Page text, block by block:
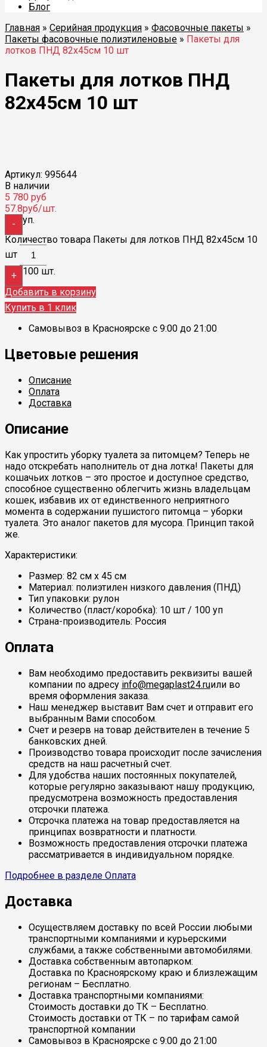
Блог
Главная » Серийная продукция » Фасовочные пакеты »
Пакеты фасовочные полиэтиленовые » Пакеты для
лотков ПНД 82х45см 10 шт
Пакеты для лотков ПНД
82х45см 10 шт
Артикул: 995644
В наличии
5 780 руб
57.8руб/шт.
-
Количество товара Пакеты для лотков ПНД 82х45см 10
шт
+
уп.
100 шт.
Добавить в корзину
Купить в 1 клик
Самовывоз в Красноярске с 9:00 до 21:00
Цветовые решения
Описание
Оплата
Доставка
Описание
Как упростить уборку туалета за питомцем? Теперь не
надо отскребать наполнитель от дна лотка! Пакеты для
кошачьих лотков – это простое и доступное средство,
способное существенно облегчить жизнь владельцам
кошек, избавив их от единственного неприятного
момента в содержании пушистого питомца – уборки
туалета. Это аналог пакетов для мусора. Принцип такой
же.
Характеристики:
Размер: 82 см х 45 см
Материал: полиэтилен низкого давления (ПНД)
Тип упаковки: рулон
Количество (пласт/коробка): 10 шт / 100 уп
Страна-производитель: Россия
Оплата
Вам необходимо предоставить реквизиты вашей
компании по адресу info@megaplast24.ruили во
время оформления заказа.
Наш менеджер выставит Вам счет и отправит его
выбранным Вами способом.
Счет и резерв на товар действителен в течение 5
банковских дней.
Производство товара происходит после зачисления
средств на наш расчетный счет.
Для удобства наших постоянных покупателей,
которые регулярно заказывают нашу продукцию,
предусмотрена возможность предоставления
отсрочки платежа.
Отсрочка платежа на товар предоставляется на
принципах возвратности и платности.
Возможность предоставления отсрочки платежа
рассматривается в индивидуальном порядке.
Подробнее в разделе Оплата
Доставка
Осуществляем доставку по всей России любыми
транспортными компаниями и курьерскими
службами, а также собственными автомобилями.
Доставка собственным автопарком:
Доставка по Красноярскому краю и близлежащим
регионам – Бесплатно.
Доставка транспортными компаниями:
Стоимость доставки до ТК – Бесплатно.
Стоимость доставки от ТК – по тарифам самой
транспортной компании
Самовывоз в Красноярске с 9:00 до 21:00